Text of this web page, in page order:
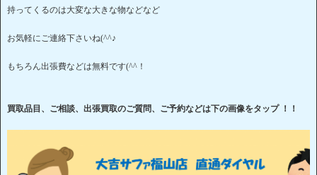
持ってくるのは大変な大きな物などなど
お気軽にご連絡下さいね(^^♪
もちろん出張費などは無料です(^^！
買取品目、ご相談、出張買取のご質問、ご予約などは下の画像をタップ ！！